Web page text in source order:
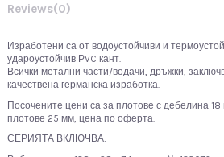
Reviews(0)
Изработени са от водоустойчиви и
удароустойчив РVC кант.
Всички метални части/водачи, дръжки,
качествена германска изработка.
Посочените цени са за плотове с дебелина
плотове 25 мм, цена по оферта.
СЕРИЯТА ВКЛЮЧВА: